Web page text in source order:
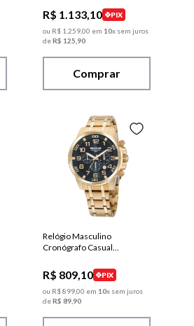
R$ 1.133,10
PIX
ou R$ 1 25900 em 10x sem juros
deR$ 125 90
Comprar
Relógio Masculino
Cronógrafo Casual
R$ 809,10
PIX
ou R$89900 em 10x sem juros
deR$ 89 90